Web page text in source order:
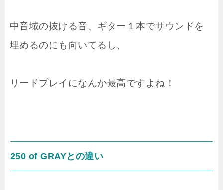
中音域の抜ける音、ギター１本でサウンドを
埋めるのにも向いてるし、
リードプレイになんか最高ですよね！
250 of GRAYとの違い